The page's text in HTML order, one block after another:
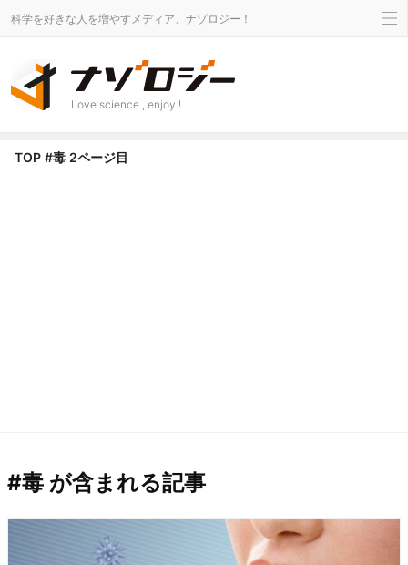
科学を好きな人を増やすメディア、ナゾロジー！
Love science , enjoy !
TOP #毒 2ページ目
#毒 が含まれる記事